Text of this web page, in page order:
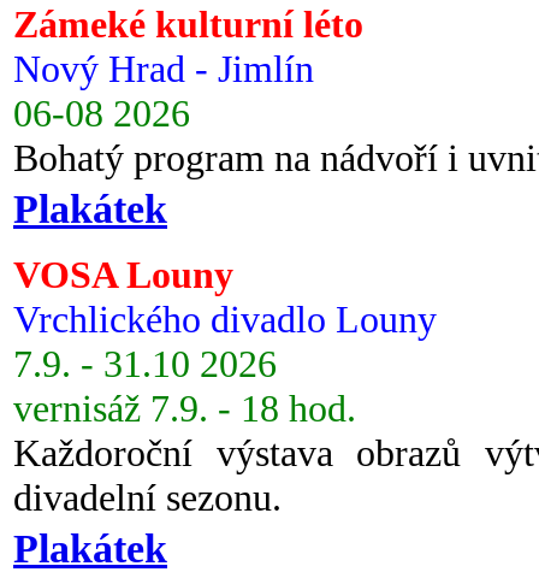
Zámeké kulturní léto
Nový Hrad - Jimlín
06-08 2026
Bohatý program na nádvoří i
Plakátek
VOSA Louny
Vrchlického divadlo Louny
7.9. - 31.10 2026
vernisáž 7.9. - 18 hod.
Každoroční výstava obrazů
divadelní sezonu.
Plakátek